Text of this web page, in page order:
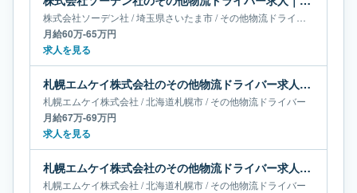
株式会社ソーデン社 /埼玉県さいたま市/その他物流ドライバー
月給60万-65万円
求人を見る
札幌エムケイ株式会社のその他物流ドライバー求人｜北海道札幌市｜月給67万-69万円
札幌エムケイ株式会社 /北海道札幌市/その他物流ドライバー
月給67万-69万円
求人を見る
札幌エムケイ株式会社のその他物流ドライバー求人｜北海道札幌市｜月給65万-68万円
札幌エムケイ株式会社 /北海道札幌市/その他物流ドライバー